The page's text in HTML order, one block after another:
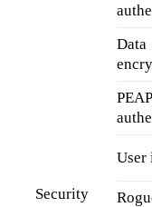
Security
Data
PEAP
User